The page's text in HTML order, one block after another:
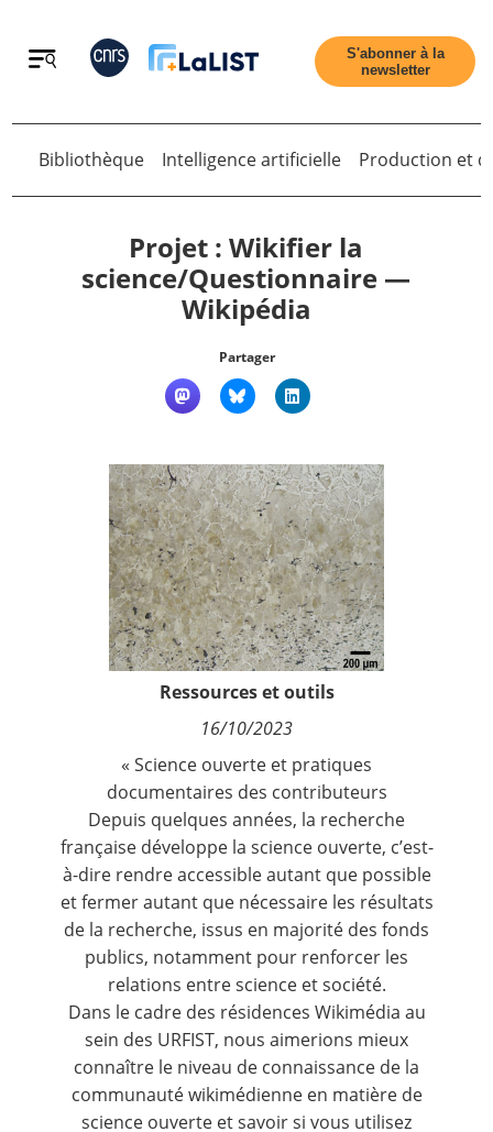
Retour
Nous suivre
S'abonner à la
newsletter
Retour
Bibliothèque Intelligence artificielle Production et
Projet : Wikifier la
science/Questionnaire —
Wikipédia
Partager
Ressources et outils
16/10/2023
« Science ouverte et pratiques
documentaires des contributeurs
Depuis quelques années, la recherche
française développe la science ouverte, c’est-
à-dire rendre accessible autant que possible
et fermer autant que nécessaire les résultats
de la recherche, issus en majorité des fonds
publics, notamment pour renforcer les
relations entre science et société.
Dans le cadre des résidences Wikimédia au
sein des URFIST, nous aimerions mieux
connaître le niveau de connaissance de la
communauté wikimédienne en matière de
science ouverte et savoir si vous utilisez